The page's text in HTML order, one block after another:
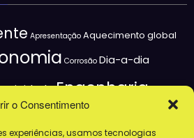
o Consentimento
experiências, usamos tecnologias
Apresentação Aquecimento global
Corrosão Dia-a-dia
Engenharia